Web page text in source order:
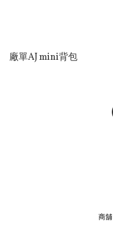
廠單AJ mini背包
商舖